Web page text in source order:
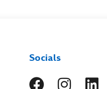
Socials